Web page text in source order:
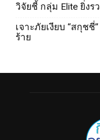
วิจัยชี้ กลุ่ม Elite ยิ่งร
เจาะภัยเงียบ “สกุชชี่
ร้าย